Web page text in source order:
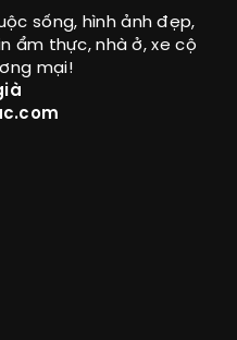
sống, hình ảnh đẹp,
ẩm thực, nhà ở, xe cộ
mại!